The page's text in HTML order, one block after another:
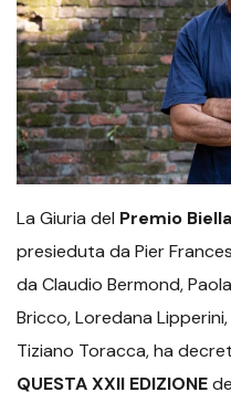
La Giuria del Premio
presieduta da Pier
da Claudio Bermond,
Bricco, Loredana
Tiziano Toracca, ha
QUESTA XXII EDIZIONE